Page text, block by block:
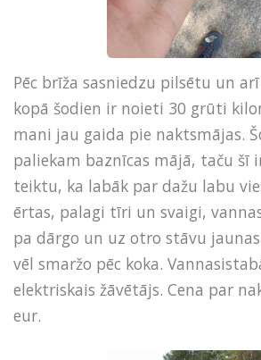
Pēc brīža sasniedzu pilsētu un
kopā šodien ir noieti 30 grūti
mani jau gaida pie naktsmājas.
paliekam baznīcas mājā, taču šī
teiktu, ka labāk par dažu labu
ērtas, palagi tīri un svaigi,
pa dārgo un uz otro stāvu jaunas
vēl smaržo pēc koka.
elektriskais žāvētājs. Cena par
eur.